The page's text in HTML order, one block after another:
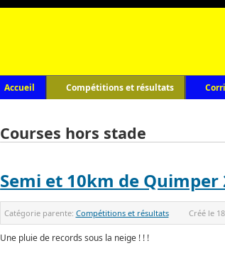
Accueil Compétitions et résultats
Courses hors stade
Semi et 10km de Quimper
Catégorie parente: Compétitions et résultats Créé le
Une pluie de records sous la neige ! ! !